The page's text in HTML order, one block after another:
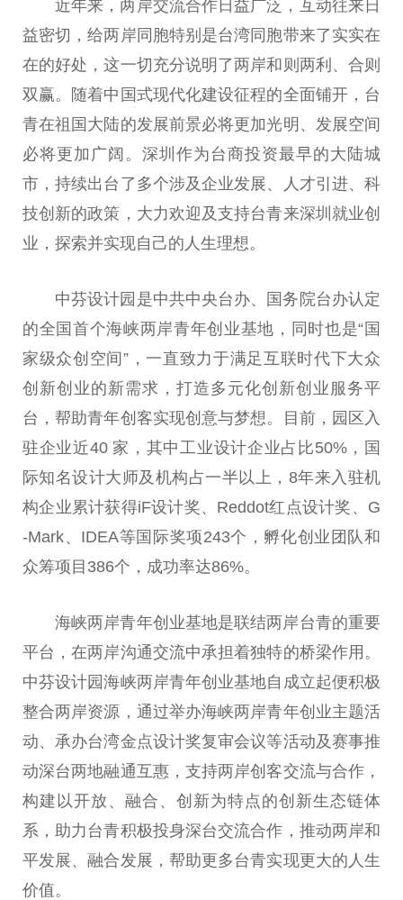
近年来，两岸交流合作日益广泛，互动往来日
益密切，给两岸同胞特别是台湾同胞带来了实实在
在的好处，这一切充分说明了两岸和则两利、合则
双赢。随着中国式现代化建设征程的全面铺开，台
青在祖国大陆的发展前景必将更加光明、发展空间
必将更加广阔。深圳作为台商投资最早的大陆城
市，持续出台了多个涉及企业发展、人才引进、科
技创新的政策，大力欢迎及支持台青来深圳就业创
业，探索并实现自己的人生理想。
中芬设计园是中共中央台办、国务院台办认定
的全国首个海峡两岸青年创业基地，同时也是“国
家级众创空间”，一直致力于满足互联时代下大众
创新创业的新需求，打造多元化创新创业服务平
台，帮助青年创客实现创意与梦想。目前，园区入
驻企业近40 家，其中工业设计企业占比50%，国
际知名设计大师及机构占一半以上，8年来入驻机
构企业累计获得iF设计奖、Reddot红点设计奖、G
-Mark、IDEA等国际奖项243个，孵化创业团队和
众筹项目386个，成功率达86%。
海峡两岸青年创业基地是联结两岸台青的重要
平台，在两岸沟通交流中承担着独特的桥梁作用。
中芬设计园海峡两岸青年创业基地自成立起便积极
整合两岸资源，通过举办海峡两岸青年创业主题活
动、承办台湾金点设计奖复审会议等活动及赛事推
动深台两地融通互惠，支持两岸创客交流与合作，
构建以开放、融合、创新为特点的创新生态链体
系，助力台青积极投身深台交流合作，推动两岸和
平发展、融合发展，帮助更多台青实现更大的人生
价值。